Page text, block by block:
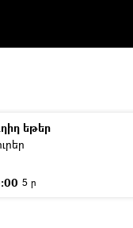
եթեր
5 ր